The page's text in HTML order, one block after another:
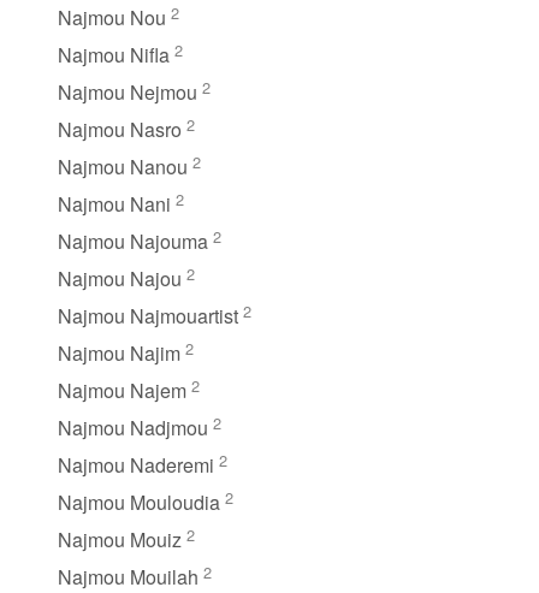
Najmou Nou 2
Najmou Nifla 2
Najmou Nejmou 2
Najmou Nasro 2
Najmou Nanou 2
Najmou Nani 2
Najmou Najouma 2
Najmou Najou 2
Najmou Najmouartist 2
Najmou Najim 2
Najmou Najem 2
Najmou Nadjmou 2
Najmou Naderemi 2
Najmou Mouloudia 2
Najmou Mouiz 2
Najmou Mouilah 2